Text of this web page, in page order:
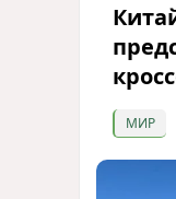
МИР